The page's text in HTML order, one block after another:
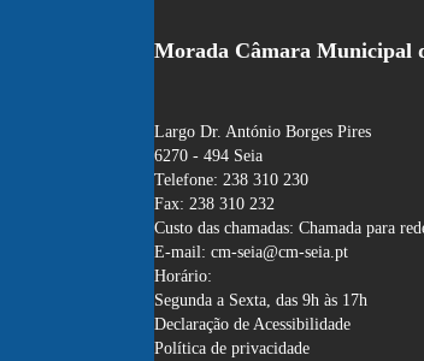
Morada Câmara Municipal
Largo Dr. António Borges Pires
6270 - 494 Seia
Telefone: 238 310 230
Fax: 238 310 232
Custo das chamadas: Chamada para
E-mail: cm-seia@cm-seia.pt
Horário:
Segunda a Sexta, das 9h às 17h
Declaração de Acessibilidade
Política de privacidade